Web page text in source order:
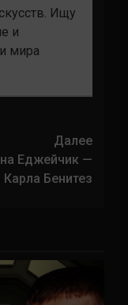
Ищу
и
мира
Далее
Еджейчик —
Карла Бенитез